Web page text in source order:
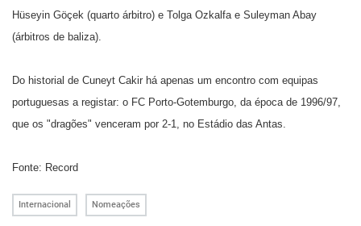
Hüseyin Göçek (quarto árbitro) e Tolga Ozkalfa e Suleyman Abay
(árbitros de baliza).
Do historial de Cuneyt Cakir há apenas um encontro com equipas
portuguesas a registar: o FC Porto-Gotemburgo, da época de 1996/97,
que os "dragões" venceram por 2-1, no Estádio das Antas.
Fonte: Record
Internacional Nomeações